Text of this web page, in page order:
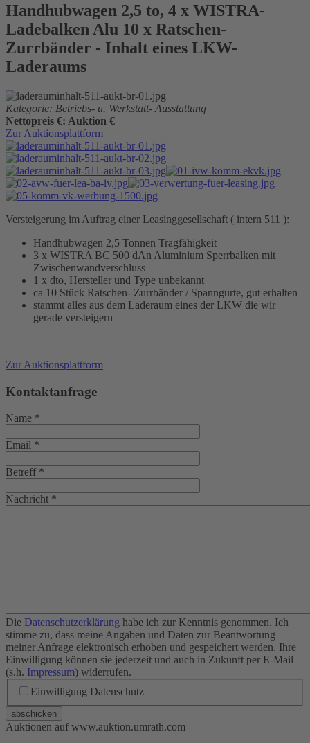
Handhubwagen 2,5 to, 4 x WISTRA-
Ladebalken Alu 10 x Ratschen-
Zurrbänder - Inhalt eines LKW-
Laderaums
Kategorie: Betriebs- u. Werkstatt- Ausstattung
Nettopreis €: Auktion €
Zur Auktionsplattform
Versteigerung im Auftrag einer Leasinggesellschaft ( intern 511 ):
Handhubwagen 2,5 Tonnen Tragfähigkeit
3 x WISTRA BC 500 dAn Aluminium Sperrbalken mit
Zwischenwandverschluss
1 x dto, Hersteller und Type unbekannt
ca 10 Stück Ratschen- Zurrbänder / Spanngurte, gut erhalten
stammt alles aus dem Laderaum eines der LKW die wir
gerade versteigern
Zur Auktionsplattform
Kontaktanfrage
Name *
Email *
Betreff *
Nachricht *
Die Datenschutzerklärung habe ich zur Kenntnis genommen. Ich
stimme zu, dass meine Angaben und Daten zur Beantwortung
meiner Anfrage elektronisch erhoben und gespeichert werden. Ihre
Einwilligung können sie jederzeit und auch in Zukunft per E-Mail
(s.h. Impressum) widerrufen.
Einwilligung Datenschutz
abschicken
Auktionen auf www.auktion.umrath.com